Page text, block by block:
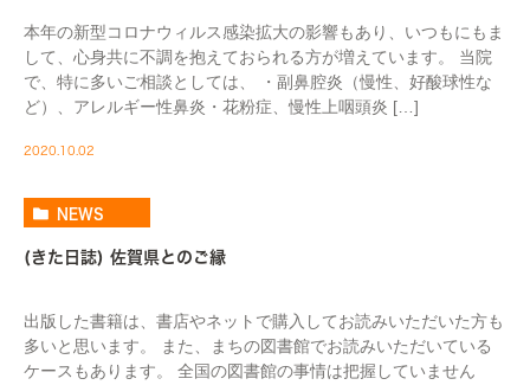
本年の新型コロナウィルス感染拡大の影響もあり、いつもにもま
して、心身共に不調を抱えておられる方が増えています。 当院
で、特に多いご相談としては、 ・副鼻腔炎（慢性、好酸球性な
ど）、アレルギー性鼻炎・花粉症、慢性上咽頭炎 […]
2020.10.02
NEWS
(きた日誌) 佐賀県とのご縁
出版した書籍は、書店やネットで購入してお読みいただいた方も
多いと思います。 また、まちの図書館でお読みいただいている
ケースもあります。 全国の図書館の事情は把握していません